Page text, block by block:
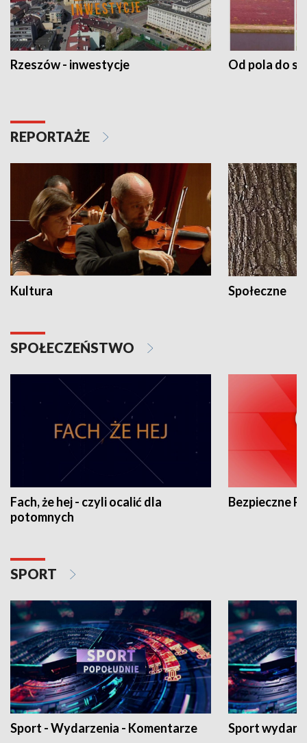
Rzeszów - inwestycje Od pola do
REPORTAŻE
Kultura Społeczne
SPOŁECZEŃSTWO
Fach, że hej - czyli ocalić dla
potomnych
Bezpieczne
SPORT
Sport - Wydarzenia - Komentarze Sport